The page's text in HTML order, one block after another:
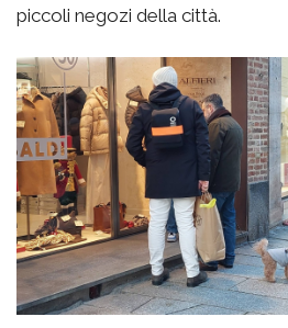
piccoli negozi della città.